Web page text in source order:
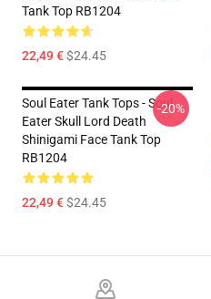
Tank Top RB1204
22,49 €$24.45
Soul Eater Tank Tops - Soul
Eater Skull Lord Death
Shinigami Face Tank Top
RB1204
22,49 €$24.45
-20%